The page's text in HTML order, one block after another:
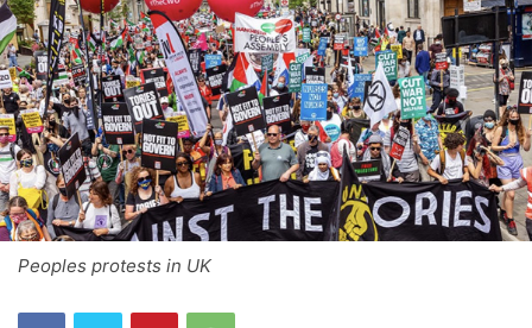
Peoples protests in UK